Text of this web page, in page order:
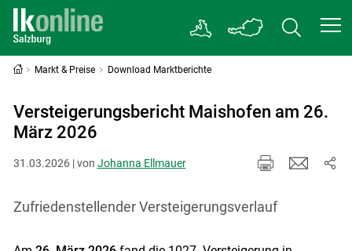
Markt & Preise Download Marktberichte
Versteigerungsbericht Maishofen am 26.
März 2026
31.03.2026 | von Johanna Ellmauer
Zufriedenstellender Versteigerungsverlauf